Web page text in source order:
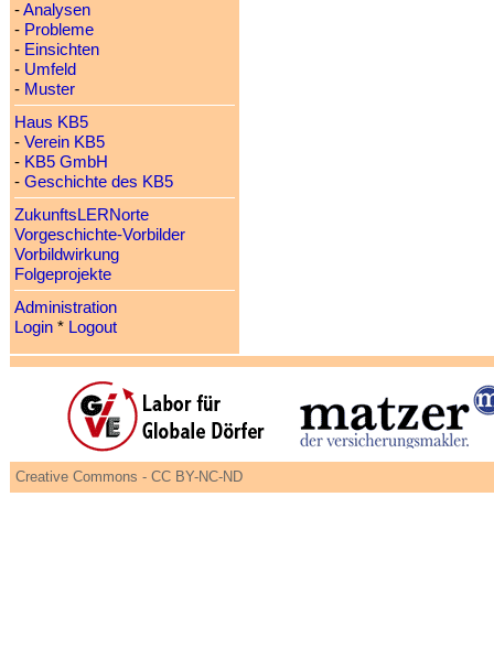
-Analysen
- Probleme
- Einsichten
- Umfeld
- Muster
Haus KB5
- Verein KB5
- KB5 GmbH
- Geschichte des KB5
ZukunftsLERNorte
Vorgeschichte-Vorbilder
Vorbildwirkung
Folgeprojekte
Administration
Login* Logout
Creative Commons - CC BY-NC-ND